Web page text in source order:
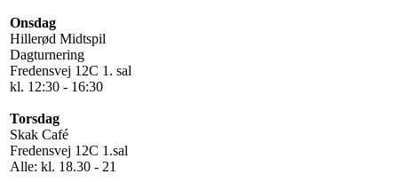
Onsdag
Hillerød Midtspil
Dagturnering
Fredensvej 12C 1. sal
kl. 12:30 - 16:30
Torsdag
Skak Café
Fredensvej 12C 1.sal
Alle: kl. 18.30 - 21